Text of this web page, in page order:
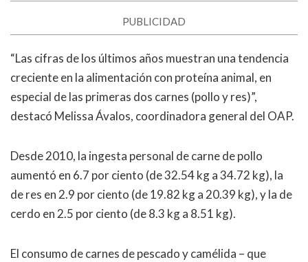
PUBLICIDAD
“Las cifras de los últimos años muestran una tendencia
creciente en la alimentación con proteína animal, en
especial de las primeras dos carnes (pollo y res)”,
destacó Melissa Ávalos, coordinadora general del OAP.
Desde 2010, la ingesta personal de carne de pollo
aumentó en 6.7 por ciento (de 32.54 kg a 34.72 kg), la
de res en 2.9 por ciento (de 19.82 kg a 20.39 kg), y la de
cerdo en 2.5 por ciento (de 8.3 kg a 8.51 kg).
El consumo de carnes de pescado y camélida – que